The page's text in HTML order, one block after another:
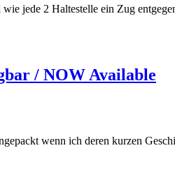
jede 2 Haltestelle ein Zug
/ NOW Available
wenn ich deren kurzen